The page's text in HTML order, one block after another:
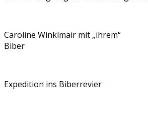
Caroline Winklmair mit „ihrem“
Biber
Expedition ins Biberrevier